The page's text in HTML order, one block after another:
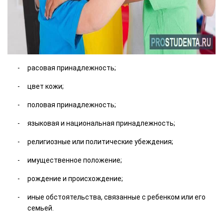
расовая принадлежность;
цвет кожи;
половая принадлежность;
языковая и национальная принадлежность;
религиозные или политические убеждения;
имущественное положение;
рождение и происхождение;
иные обстоятельства, связанные с ребенком или его
семьей.